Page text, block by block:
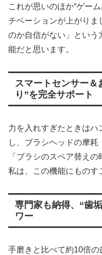
これが思いのほか“ゲー
チベーションが上がりま
のか自信がない」という
能だと思います。
スマートセンサー＆
り”を完全サポート
力を入れすぎたときはハ
し、ブラシヘッドの摩耗
「ブラシのスペア替え
私は、この機能にものす
専門家も納得、“歯
ワー
手磨きと比べて約10倍